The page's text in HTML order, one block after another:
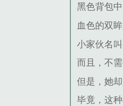
黑色背包
血色的双
小家伙名
而且，不
但是，她
毕竟，这